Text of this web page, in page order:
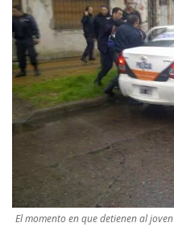
El momento en que detienen al joven